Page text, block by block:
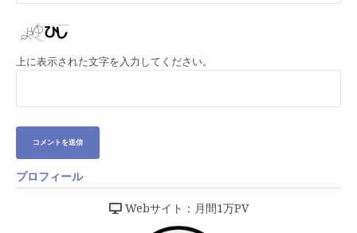
上に表示された文字を入力してください。
プロフィール
Webサイト：月間1万PV